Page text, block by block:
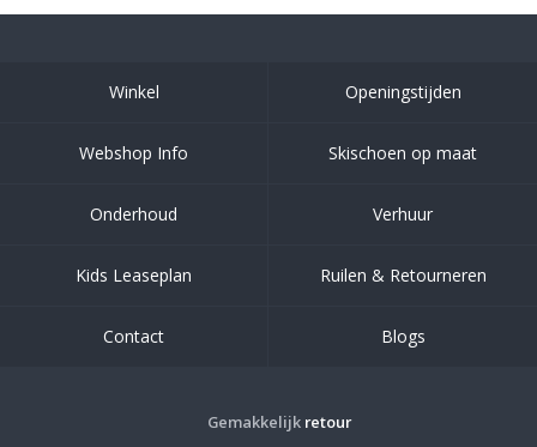
Winkel Openingstijden
Webshop Info Skischoen op maat
Onderhoud Verhuur
Kids Leaseplan Ruilen & Retourneren
Contact Blogs
Gemakkelijk retour